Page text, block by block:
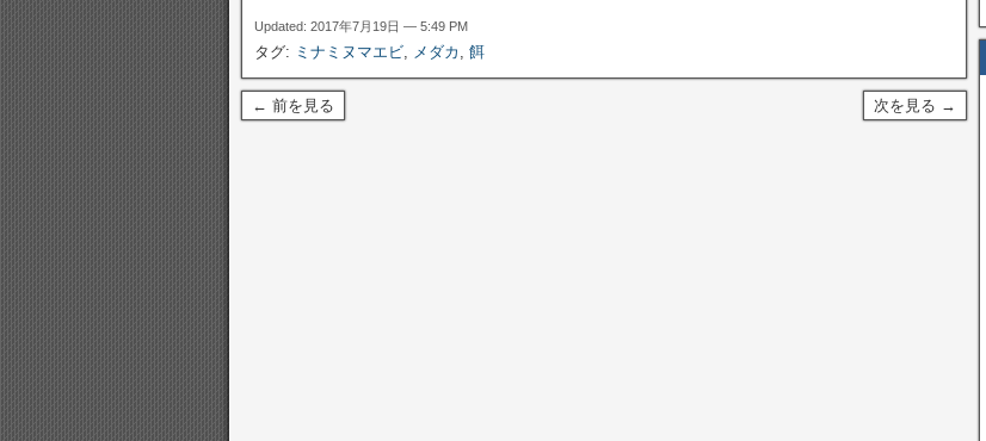
Updated: 2017年7月19日 — 5:49 PM
タグ: ミナミヌマエビ, メダカ , 餌
← 前を見る 次を見る →